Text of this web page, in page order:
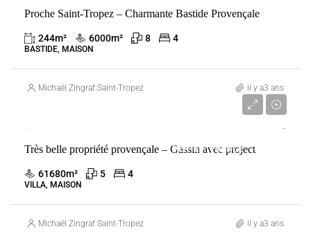
Proche Saint-Tropez – Charmante Bastide Provençale
244m² 6000m² 8 4
BASTIDE, MAISON
Michaël Zingraf Saint-Tropez il y a3 ans
VENTE FRANCE GASSIN
Très belle propriété provençale – Gassin avec project
61680m² 5 4
VILLA, MAISON
Michaël Zingraf Saint-Tropez il y a3 ans